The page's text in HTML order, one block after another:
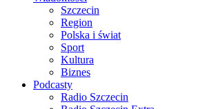
Szczecin
Region
Polska i świat
Sport
Kultura
Biznes
Podcasty
Radio Szczecin